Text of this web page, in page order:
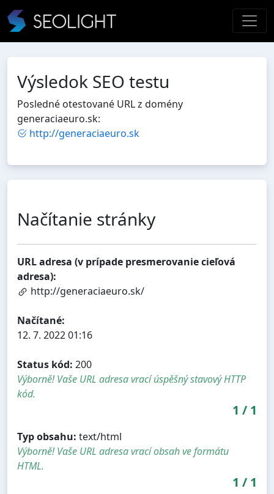
Výsledok SEO testu
Posledné otestované URL z domény
generaciaeuro.sk:
http://generaciaeuro.sk
Načítanie stránky
URL adresa (v prípade presmerovanie cieľová
adresa):
http://generaciaeuro.sk/
Načítané:
12. 7. 2022 01:16
Status kód: 200
Výborně! Vaše URL adresa vrací úspěšný stavový HTTP
kód.
1 / 1
Typ obsahu: text/html
Výborně! Vaše URL adresa vrací obsah ve formátu
HTML.
1 / 1